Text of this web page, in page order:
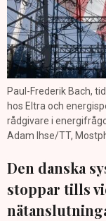
Paul-Frederik Bach,
hos Eltra och
rådgivare i
Adam Ihse/TT,
Den danska
stoppar tills